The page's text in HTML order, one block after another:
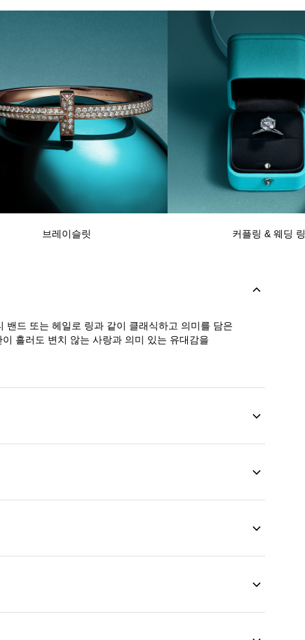
브레이슬릿 커플링 & 웨딩 링
드 또는 헤일로 링과 같이 클래식하고 의미를 담은
흘러도 변치 않는 사랑과 의미 있는 유대감을